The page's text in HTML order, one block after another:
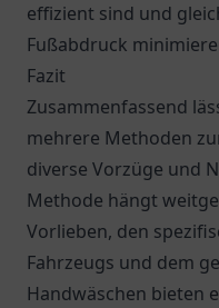
effizient sind und
Fußabdruck
Fazit
Zusammenfassend
mehrere Methoden
diverse Vorzüge und
Methode hängt
Vorlieben, den
Fahrzeugs und dem
Handwäschen bieten